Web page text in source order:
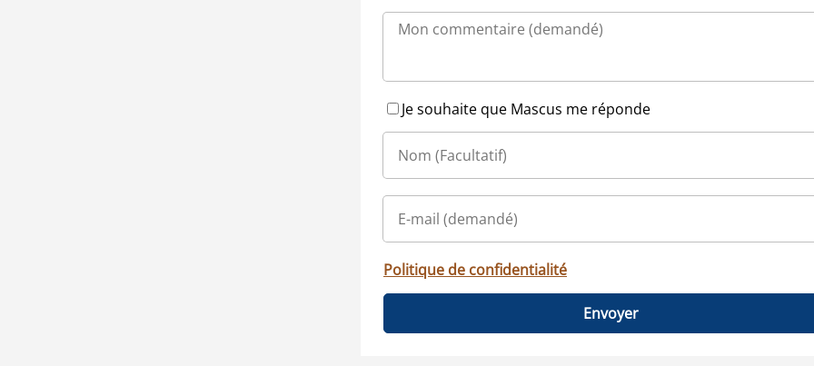
Je souhaite que Mascus me réponde
Politique de confidentialité
Envoyer